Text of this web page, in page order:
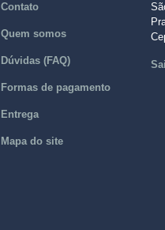
Contato
Quem somos
Dúvidas (FAQ)
Formas de pagamento
Entrega
Mapa do site